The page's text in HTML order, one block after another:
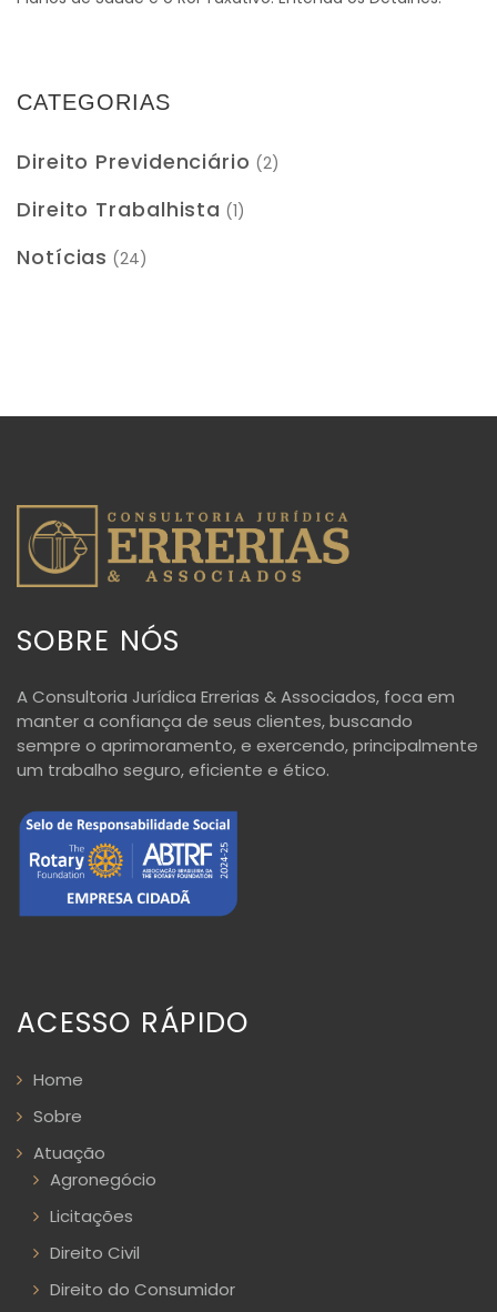
CATEGORIAS
Direito Previdenciário (2)
Direito Trabalhista (1)
Notícias (24)
SOBRE NÓS
A Consultoria Jurídica Errerias & Associados, foca em
manter a confiança de seus clientes, buscando
sempre o aprimoramento, e exercendo, principalmente
um trabalho seguro, eficiente e ético.
ACESSO RÁPIDO
Home
Sobre
Atuação
Agronegócio
Licitações
Direito Civil
Direito do Consumidor